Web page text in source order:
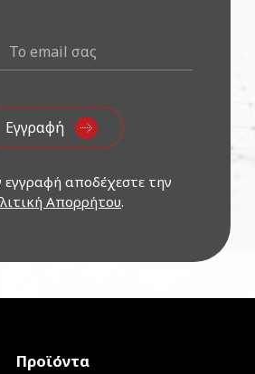
αποδέχεστε την
Απορρήτου.
Προϊόντα